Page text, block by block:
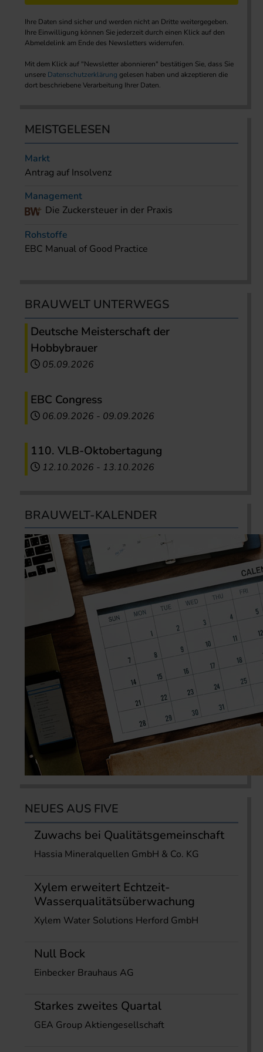
Ihre Daten sind sicher und werden nicht an Dritte weitergegeben.
Ihre Einwilligung können Sie jederzeit durch einen Klick auf den
Abmeldelink am Ende des Newsletters widerrufen.
Mit dem Klick auf "Newsletter abonnieren" bestätigen Sie, dass Sie
unsere Datenschutzerklärung gelesen haben und akzeptieren die
dort beschriebene Verarbeitung Ihrer Daten.
MEISTGELESEN
Markt
Antrag auf Insolvenz
Management
Die Zuckersteuer in der Praxis
Rohstoffe
EBC Manual of Good Practice
BRAUWELT UNTERWEGS
Deutsche Meisterschaft der
Hobbybrauer
05.09.2026
EBC Congress
06.09.2026 - 09.09.2026
110. VLB-Oktobertagung
12.10.2026 - 13.10.2026
BRAUWELT-KALENDER
NEUES AUS FIVE
Zuwachs bei Qualitätsgemeinschaft
Hassia Mineralquellen GmbH & Co. KG
Xylem erweitert Echtzeit-
Wasserqualitätsüberwachung
Xylem Water Solutions Herford GmbH
Null Bock
Einbecker Brauhaus AG
Starkes zweites Quartal
GEA Group Aktiengesellschaft